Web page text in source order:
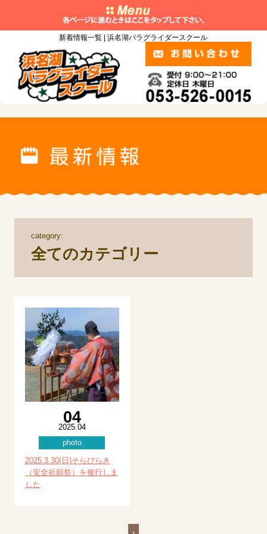
新着情報一覧 | 浜名湖パラグライダースクール
category:
全てのカテゴリー
04
2025.04
photo
2025.3.30(日)そらびらき
（安全祈願祭）を催行しま
した